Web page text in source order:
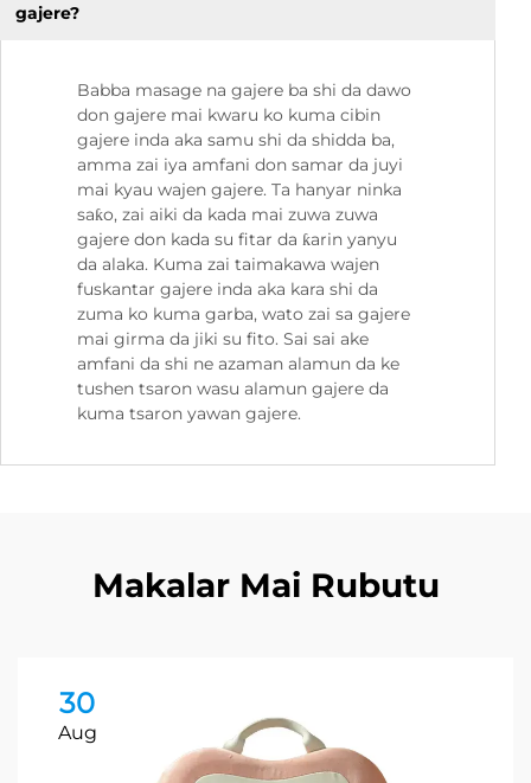
gajere?
Babba masage na gajere ba shi da dawo
don gajere mai kwaru ko kuma cibin
gajere inda aka samu shi da shidda ba,
amma zai iya amfani don samar da juyi
mai kyau wajen gajere. Ta hanyar ninka
saƙo, zai aiki da kada mai zuwa zuwa
gajere don kada su fitar da ƙarin yanyu
da alaka. Kuma zai taimakawa wajen
fuskantar gajere inda aka kara shi da
zuma ko kuma garba, wato zai sa gajere
mai girma da jiki su fito. Sai sai ake
amfani da shi ne azaman alamun da ke
tushen tsaron wasu alamun gajere da
kuma tsaron yawan gajere.
Makalar Mai Rubutu
30
Aug